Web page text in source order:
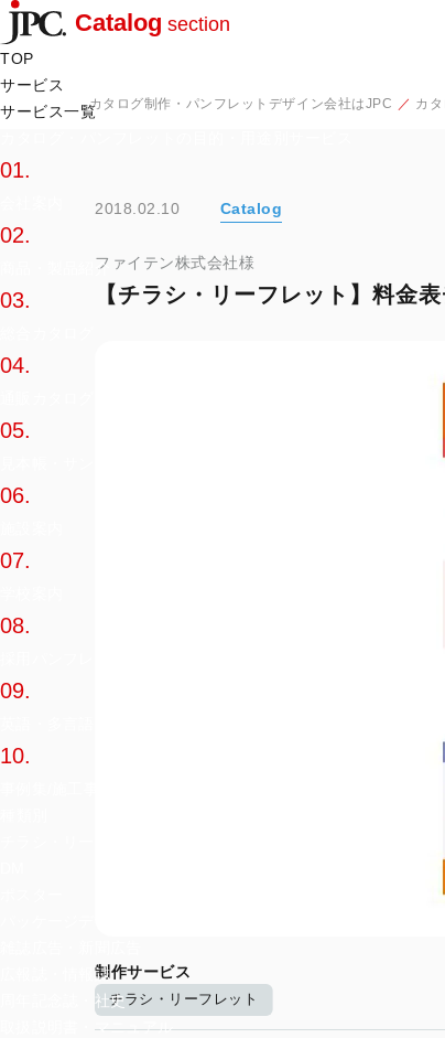
Catalog section
TOP
サービス
サービス一覧
01.
02.
商品・製品紹介
03.
04.
05.
06.
07.
08.
09.
10.
広報誌・情報誌
周年記念誌・社史
取扱説明書・マニュアル
カタログ制作・パンフレットデザイン会社はJPC カ
2018.02.10 Catalog
ファイテン株式会社様
【チラシ・リーフレット】料金
制作サービス
チラシ・リーフレット